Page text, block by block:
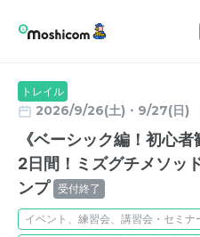
トレイル
2026/9/26(土)・9/27(日)
《ベーシック編！初心
2日間！ミズグチメソッ
ンプ 受付終了
イベント、練習会、講習会・セミナ